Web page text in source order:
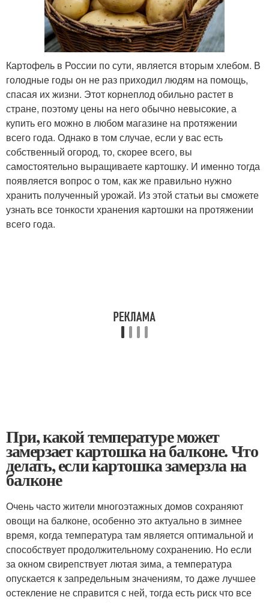
Картофель в России по сути, является вторым хлебом. В
голодные годы он не раз приходил людям на помощь,
спасая их жизни. Этот корнеплод обильно растет в
стране, поэтому цены на него обычно невысокие, а
купить его можно в любом магазине на протяжении
всего года. Однако в том случае, если у вас есть
собственный огород, то, скорее всего, вы
самостоятельно выращиваете картошку. И именно тогда
появляется вопрос о том, как же правильно нужно
хранить полученный урожай. Из этой статьи вы сможете
узнать все тонкости хранения картошки на протяжении
всего года.
При, какой температуре может
замерзает картошка на балконе. Что
делать, если картошка замерзла на
балконе
Очень часто жители многоэтажных домов сохраняют
овощи на балконе, особенно это актуально в зимнее
время, когда температура там является оптимальной и
способствует продолжительному сохранению. Но если
за окном свирепствует лютая зима, а температура
опускается к запредельным значениям, то даже лучшее
остекление не справится с ней, тогда есть риск что все